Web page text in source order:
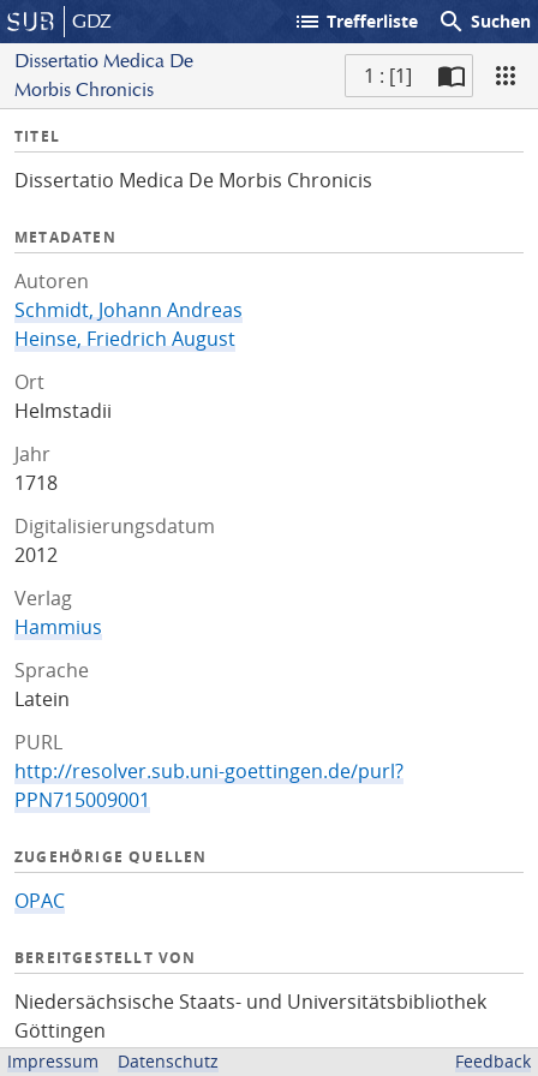
GDZ list Trefferliste search Suchen
Dissertatio Medica De
Morbis Chronicis
1 : [1]
I
f
TITEL
Dissertatio Medica De Morbis Chronicis
METADATEN
Autoren
Schmidt, Johann Andreas
Heinse, Friedrich August
Ort
Helmstadii
Jahr
1718
Digitalisierungsdatum
2012
Verlag
Hammius
Sprache
Latein
PURL
http://resolver.sub.uni-goettingen.de/purl?
PPN715009001
ZUGEHÖRIGE QUELLEN
OPAC
BEREITGESTELLT VON
Niedersächsische Staats- und Universitätsbibliothek
Göttingen
Impressum Datenschutz Feedback